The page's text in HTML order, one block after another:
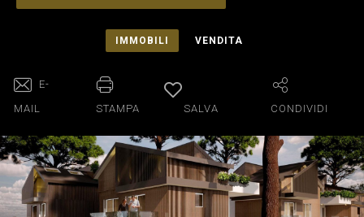
IMMOBILI VENDITA
E-
MAIL
STAMPA SALVA CONDIVIDI